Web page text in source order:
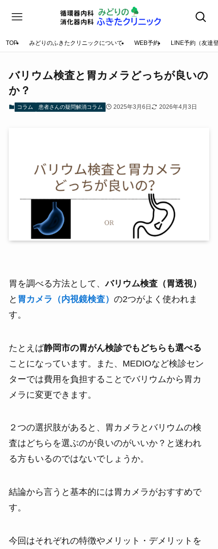
TOP みどりのふきたクリニックについて WEB予約 LINE予約（友達
バリウム検査と胃カメラどっちが良いの
か？
コラム 患者さんの疑問解消コラム 2025年3月6日 2026年4月3日
胃を調べる方法として、バリウム検査（胃透視）
と 胃カメラ（内視鏡検査） の2つがよく使われま
す。
たとえば静岡市の胃がん検診でもどちらも選べる
ことになっています。また、MEDIOなど検診セン
ターでは費用を負担することでバリウムから胃カ
メラに変更できます。
２つの選択肢があると、胃カメラとバリウムの検
査はどちらを選ぶのが良いのがいいか？と迷われ
る方もいるのではないでしょうか。
結論から言うと基本的には胃カメラがおすすめで
す。
今回はそれぞれの特徴やメリット・デメリットを